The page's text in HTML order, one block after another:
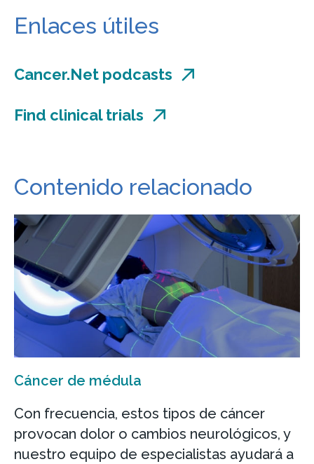
Enlaces útiles
Cancer.Net podcasts
Find clinical trials
Contenido relacionado
Cáncer de médula
Con frecuencia, estos tipos de cáncer
provocan dolor o cambios neurológicos, y
nuestro equipo de especialistas ayudará a